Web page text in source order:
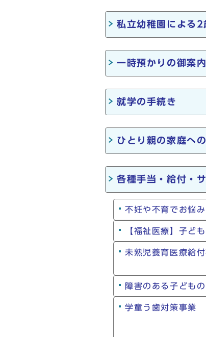
私立幼稚園による2
一時預かりの御案内
就学の手続き
ひとり親の家庭へ
各種手当・給付・
不妊や不育でお悩
【福祉医療】子ど
未熟児養育医療給
障害のある子ども
学童う歯対策事業